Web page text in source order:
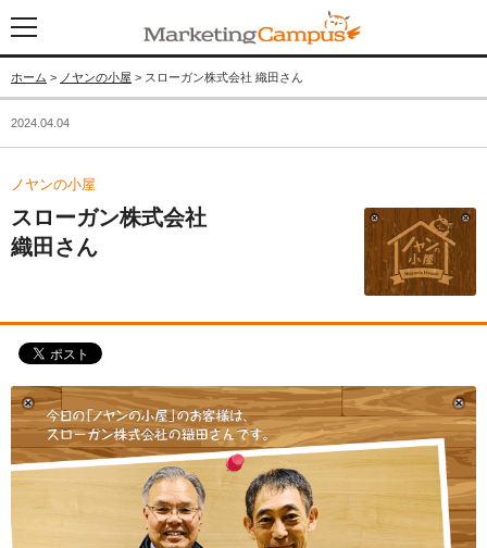
ホーム > ノヤンの小屋 > スローガン株式会社 織田さん
2024.04.04
ノヤンの小屋
スローガン株式会社
織田さん